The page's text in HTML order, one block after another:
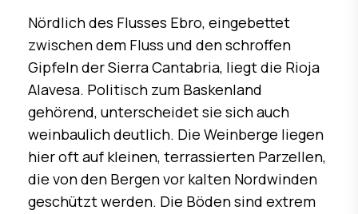
Nördlich des Flusses Ebro, eingebettet
zwischen dem Fluss und den schroffen
Gipfeln der Sierra Cantabria, liegt die Rioja
Alavesa. Politisch zum Baskenland
gehörend, unterscheidet sie sich auch
weinbaulich deutlich. Die Weinberge liegen
hier oft auf kleinen, terrassierten Parzellen,
die von den Bergen vor kalten Nordwinden
geschützt werden. Die Böden sind extrem